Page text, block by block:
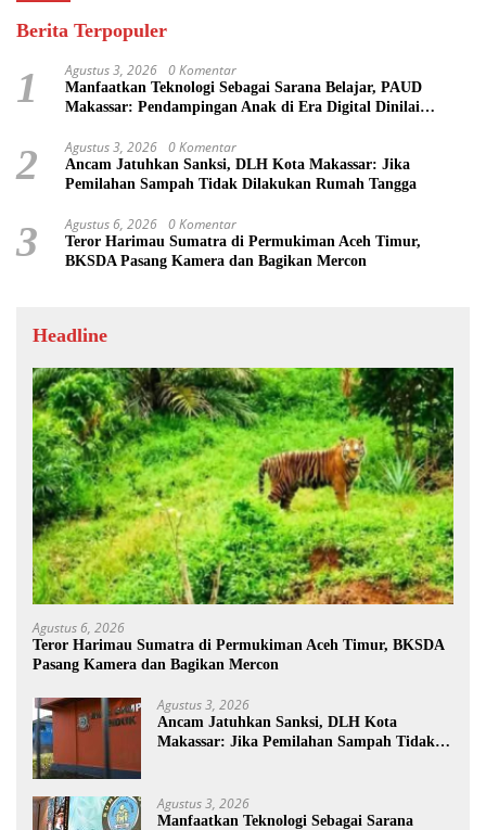
Berita Terpopuler
1 Agustus 3, 2026 0 Komentar
Manfaatkan Teknologi Sebagai Sarana Belajar, PAUD
Makassar: Pendampingan Anak di Era Digital Dinilai
2 Agustus 3, 2026 0 Komentar
Ancam Jatuhkan Sanksi, DLH Kota Makassar: Jika
Pemilahan Sampah Tidak Dilakukan Rumah Tangga
3 Agustus 6, 2026 0 Komentar
Teror Harimau Sumatra di Permukiman Aceh Timur,
BKSDA Pasang Kamera dan Bagikan Mercon
Headline
Agustus 6, 2026
Teror Harimau Sumatra di Permukiman Aceh Timur, BKSDA
Pasang Kamera dan Bagikan Mercon
Agustus 3, 2026
Ancam Jatuhkan Sanksi, DLH Kota
Makassar: Jika Pemilahan Sampah Tidak
Agustus 3, 2026
Manfaatkan Teknologi Sebagai Sarana